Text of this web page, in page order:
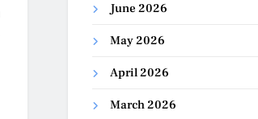
June 2026
May 2026
April 2026
March 2026